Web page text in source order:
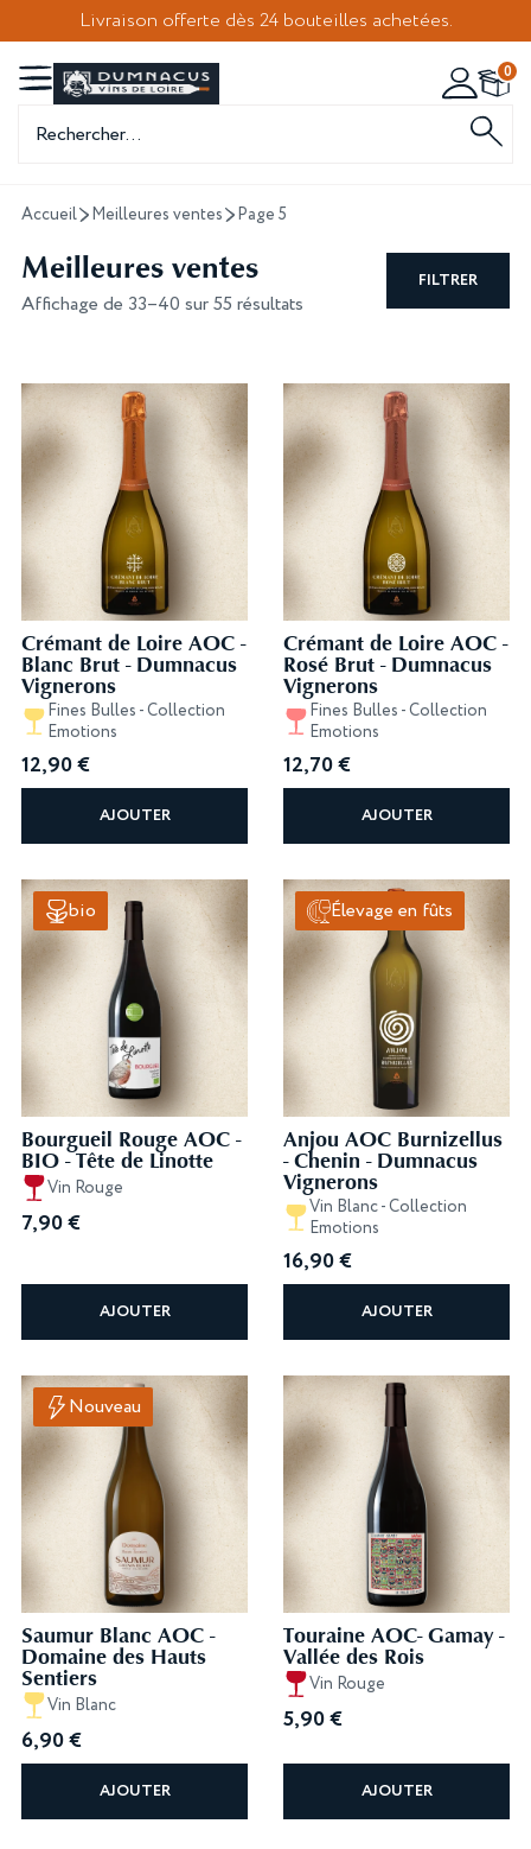
Livraison offerte dès 24 bouteilles achetées.
Recherche
de
produits
0
Accueil Meilleures ventes Page 5
Meilleures ventes
Affichage de 33–40 sur 55 résultats
FILTRER
Crémant de Loire AOC -
Blanc Brut - Dumnacus
Vignerons
Fines Bulles - Collection
Emotions
12,90€
AJOUTER
Crémant de Loire AOC -
Rosé Brut - Dumnacus
Vignerons
Fines Bulles - Collection
Emotions
12,70€
AJOUTER
bio
Bourgueil Rouge AOC -
BIO - Tête de Linotte
Vin Rouge
7,90€
AJOUTER
Élevage en fûts
Anjou AOC Burnizellus
- Chenin - Dumnacus
Vignerons
Vin Blanc - Collection
Emotions
16,90€
AJOUTER
Nouveau
Saumur Blanc AOC -
Domaine des Hauts
Sentiers
Vin Blanc
6,90€
AJOUTER
Touraine AOC- Gamay -
Vallée des Rois
Vin Rouge
5,90€
AJOUTER